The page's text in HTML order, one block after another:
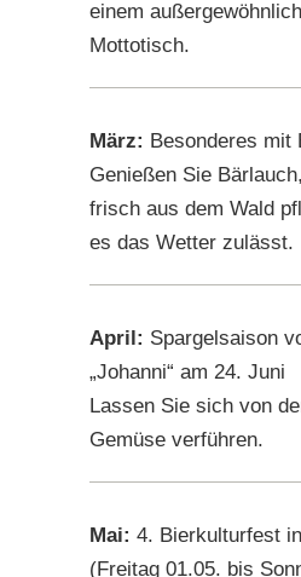
einem
Mottotisch.
März: Besonderes mit
Genießen Sie
frisch aus dem Wald
es das Wetter zulässt.
April: Spargelsaison
„Johanni“ am 24. Juni
Lassen Sie sich von
Gemüse verführen.
Mai: 4. Bierkulturfest
(Freitag 01.05. bis